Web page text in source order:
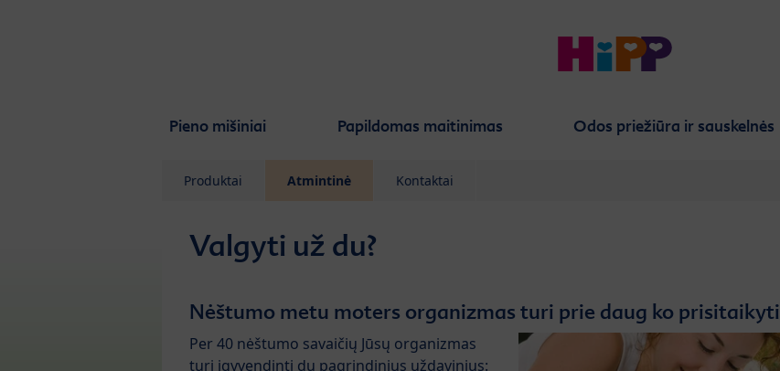
Pieno mišiniai Papildomas maitinimas Odos priežiūra ir sauskelnės
Produktai Atmintinė Kontaktai
Valgyti už du?
Nėštumo metu moters organizmas turi prie daug ko prisitaikyti
Per 40 nėštumo savaičių Jūsų organizmas
turi įgyvendinti du pagrindinius uždavinius: